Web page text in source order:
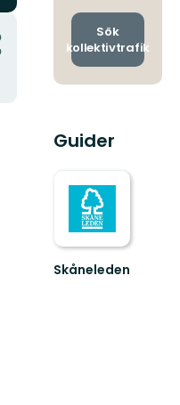
och
Sök
kollektivtrafik
Guider
Skåneleden